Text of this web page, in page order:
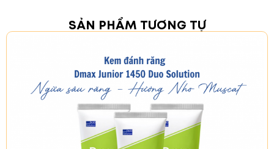
Công Dụng
răng, duy trì sự trắng sáng và khỏe mạnh.
Giữ khoang miệng sạch sẽ: Ngăn ngừa mảng
bám, vi khuẩn và mùi hôi miệng.
Cảm giác sảng khoái: Mang lại cảm giác tươi
mới, mát lạnh nhờ hương chanh tươi mát.
Ngăn ngừa sâu răng: Với thành phần fluoride,
kem đánh răng giúp ngăn ngừa sâu răng hiệu
SẢN PHẨM TƯƠNG TỰ